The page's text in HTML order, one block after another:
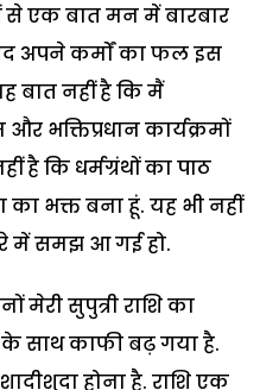
से एक बात मन में बारबार
अपने कर्मों का फल इस
बात नहीं है कि मैं
भक्तिप्रधान कार्यक्रमों
है कि धर्मग्रंथों का पाठ
भक्त बना हूं. यह भी नहीं
में समझ आ गई हो.
मेरी सुपुत्री राशि का
साथ काफी बढ़ गया है.
होना है. राशि एक